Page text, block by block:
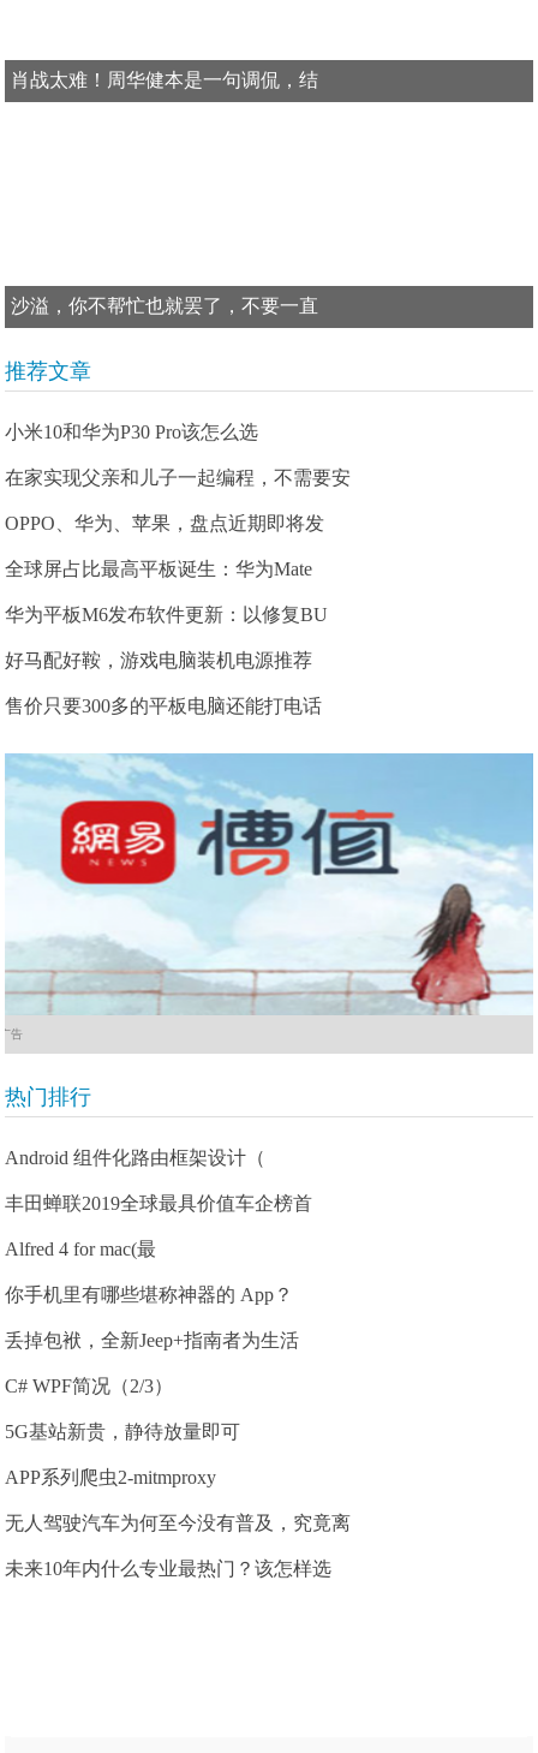
肖战太难！周华健本是一句调侃，结
沙溢，你不帮忙也就罢了，不要一直
推荐文章
小米10和华为P30 Pro该怎么选
在家实现父亲和儿子一起编程，不需要安
OPPO、华为、苹果，盘点近期即将发
全球屏占比最高平板诞生：华为Mate
华为平板M6发布软件更新：以修复BU
好马配好鞍，游戏电脑装机电源推荐
售价只要300多的平板电脑还能打电话
广告
热门排行
Android 组件化路由框架设计（
丰田蝉联2019全球最具价值车企榜首
Alfred 4 for mac(最
你手机里有哪些堪称神器的 App？
丢掉包袱，全新Jeep+指南者为生活
C# WPF简况（2/3）
5G基站新贵，静待放量即可
APP系列爬虫2-mitmproxy
无人驾驶汽车为何至今没有普及，究竟离
未来10年内什么专业最热门？该怎样选